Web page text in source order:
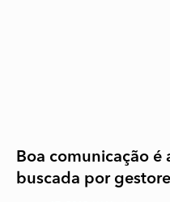
Boa comunicação é
buscada por